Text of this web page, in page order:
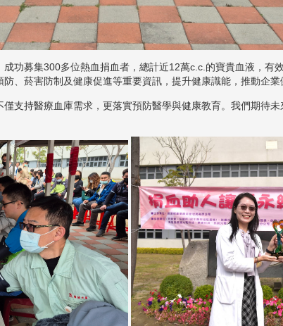
功募集300多位熱血捐血者，總計近12萬c.c.的寶貴血液，有
、菸害防制及健康促進等重要資訊，提升健康識能，推動企業
支持醫療血庫需求，更落實預防醫學與健康教育。我們期待